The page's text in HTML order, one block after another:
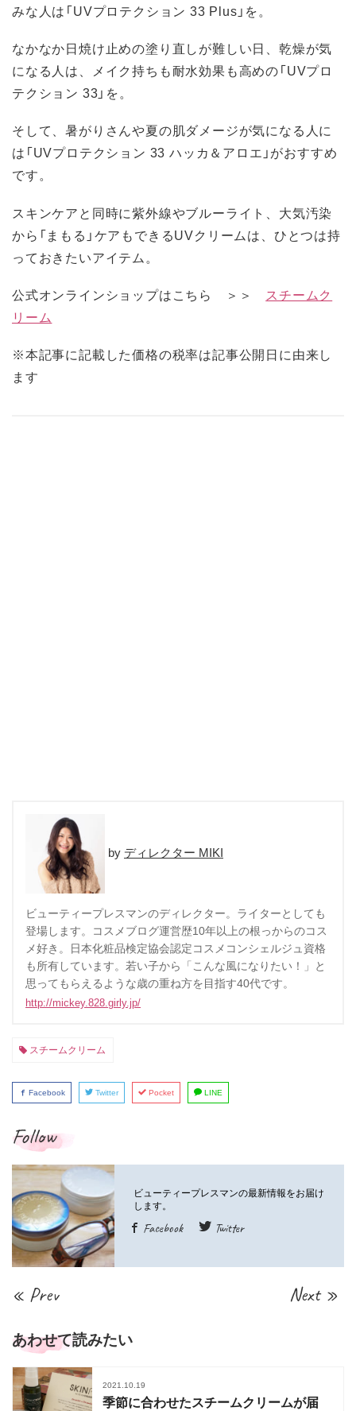
みな人は「UVプロテクション 33 Plus」を。
なかなか日焼け止めの塗り直しが難しい日、乾燥が気
になる人は、メイク持ちも耐水効果も高めの「UVプロ
テクション 33」を。
そして、暑がりさんや夏の肌ダメージが気になる人に
は「UVプロテクション 33 ハッカ＆アロエ」がおすすめ
です。
スキンケアと同時に紫外線やブルーライト、大気汚染
から「まもる」ケアもできるUVクリームは、ひとつは持
っておきたいアイテム。
公式オンラインショップはこちら ＞＞ スチームク
リーム
※本記事に記載した価格の税率は記事公開日に由来し
ます
ディレクター MIKI
ビューティープレスマンのディレクター。ライターとしても
登場します。コスメブログ運営歴10年以上の根っからのコス
メ好き。日本化粧品検定協会認定コスメコンシェルジュ資格
も所有しています。若い子から「こんな風になりたい！」と
思ってもらえるような歳の重ね方を目指す40代です。
http://mickey.828.girly.jp/
スチームクリーム
Facebook Twitter Pocket LINE
Follow
Facebook Twitter
« Prev Next »
あわせて読みたい
2021.10.19
季節に合わせたスチームクリームが届